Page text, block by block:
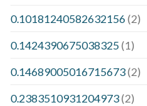
0.10181240582632156(2)
0.1424390675038325(1)
0.14689005016715673(2)
0.2383510931204973(2)